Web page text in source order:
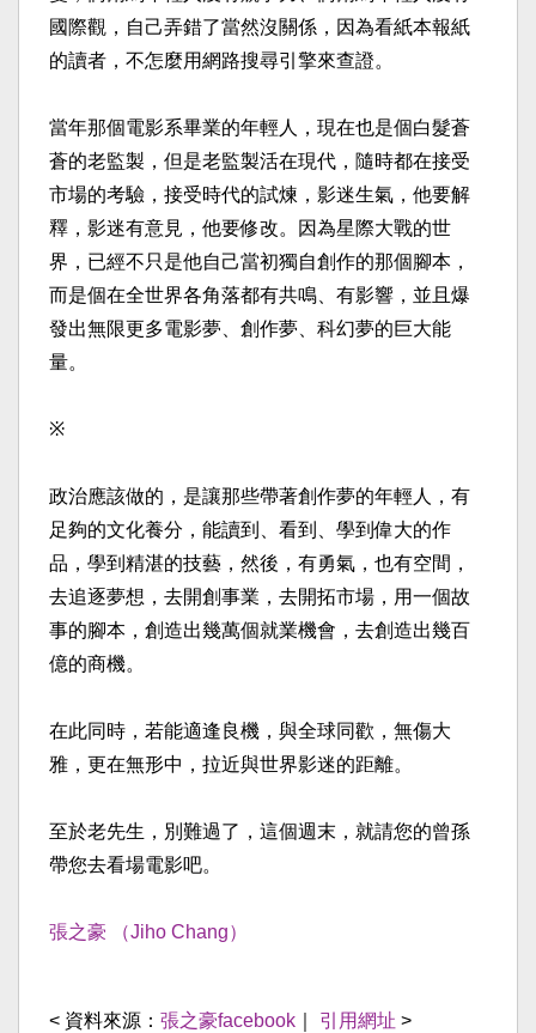
國際觀，自己弄錯了當然沒關係，因為看紙本報紙
的讀者，不怎麼用網路搜尋引擎來查證。
當年那個電影系畢業的年輕人，現在也是個白髮蒼
蒼的老監製，但是老監製活在現代，隨時都在接受
市場的考驗，接受時代的試煉，影迷生氣，他要解
釋，影迷有意見，他要修改。因為星際大戰的世
界，已經不只是他自己當初獨自創作的那個腳本，
而是個在全世界各角落都有共鳴、有影響，並且 爆
發出無限更多電影夢、創作夢、科幻夢的巨大能
量。
※
政治應該做的，是讓那些帶著創作夢的年輕人，有
足夠的文化養分，能讀到、看到、學到偉大的作
品，學到精湛的技藝 ，然後，有勇氣，也有空間，
去追逐夢想，去開創事業，去開拓市場，用一個故
事的腳本，創造出幾萬個就業機會，去創造出幾百
億的商機。
在此同時，若能適逢良機，與全球同歡，無傷大
雅，更在無形中，拉近與世界影迷的距離。
至於老先生，別難過了，這個週末，就請您的曾孫
帶您去看場電影吧。
張之豪 （Jiho Chang）
< 資料來源： 張之豪facebook 引用網址 >